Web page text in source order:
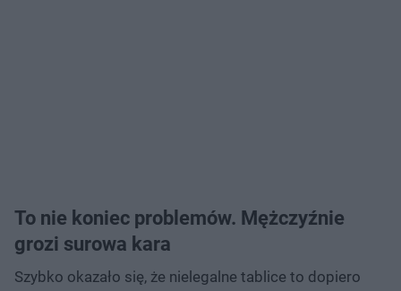
To nie koniec problemów. Mężczyźnie
grozi surowa kara
Szybko okazało się, że nielegalne tablice to dopiero